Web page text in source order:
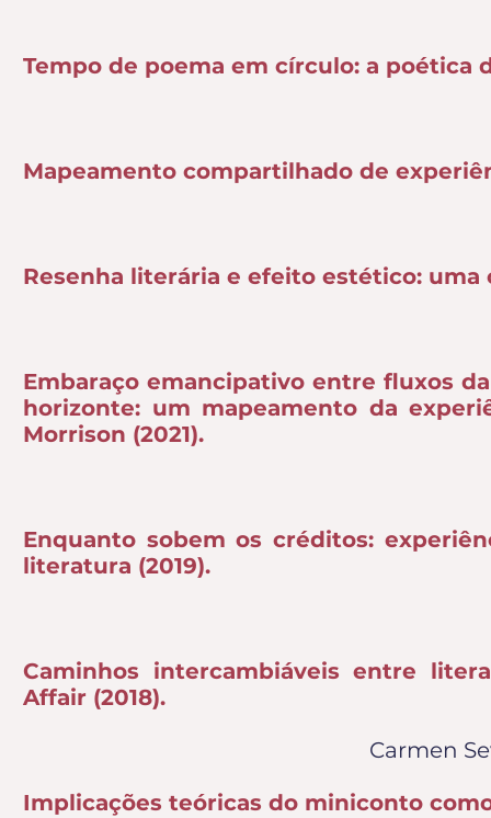
Tempo de poema em círculo: a poética
Mapeamento compartilhado de
Resenha literária e efeito estético:
Embaraço emancipativo entre fluxos
horizonte: um mapeamento da
Morrison (2021).
Enquanto sobem os créditos:
literatura (2019).
Caminhos intercambiáveis entre
Affair (2018).
Carmen
Implicações teóricas do miniconto